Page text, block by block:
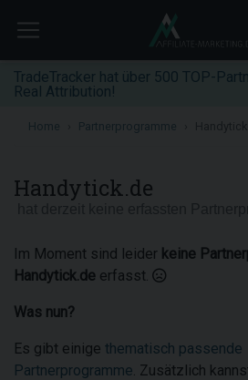
TradeTracker hat über 500 TOP-
Real Attribution!
Home Partnerprogramme
Handytick.de
Im Moment sind leider keine
Handytick.de erfasst.
Was nun?
Es gibt einige thematisch passende
Partnerprogramme. Zusätzlich